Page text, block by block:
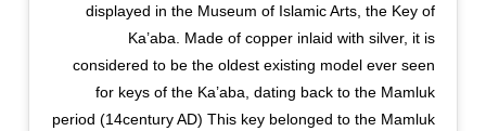
displayed in the Museum of Islamic Arts, the Key of
Ka’aba. Made of copper inlaid with silver, it is
considered to be the oldest existing model ever seen
for keys of the Ka’aba, dating back to the Mamluk
period (14century AD) This key belonged to the Mamluk